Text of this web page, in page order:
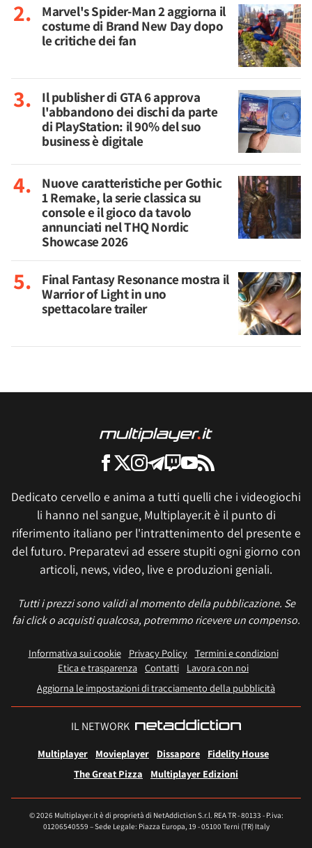
Marvel's Spider-Man 2 aggiorna il
costume di Brand New Day dopo
le critiche dei fan
Il publisher di GTA 6 approva
l'abbandono dei dischi da parte
di PlayStation: il 90% del suo
business è digitale
Nuove caratteristiche per Gothic
1 Remake, la serie classica su
console e il gioco da tavolo
annunciati nel THQ Nordic
Showcase 2026
Final Fantasy Resonance mostra il
Warrior of Light in uno
spettacolare trailer
Dedicato cervello e anima a tutti quelli che i videogiochi
li hanno nel sangue, Multiplayer.it è il punto di
riferimento italiano per l'intrattenimento del presente e
del futuro. Preparatevi ad essere stupiti ogni giorno con
articoli, news, video, live e produzioni geniali.
Tutti i prezzi sono validi al momento della pubblicazione. Se
fai click o acquisti qualcosa, potremmo ricevere un compenso.
Informativa sui cookie Privacy Policy
Termini e condizioni
Etica e trasparenza Contatti
Lavora con noi
Aggiorna le impostazioni di tracciamento della pubblicità
IL NETWORK
Multiplayer Movieplayer Dissapore
Fidelity House
The Great Pizza
Multiplayer Edizioni
© 2026 Multiplayer.it è di proprietà di NetAddiction S.r.l. REA TR - 80133 - P.iva:
01206540559 – Sede Legale: Piazza Europa, 19 - 05100 Terni (TR) Italy